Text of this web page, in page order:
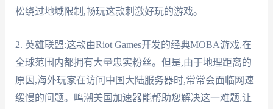
松绕过地域限制,畅玩这款刺激好玩的游戏。
2. 英雄联盟:这款由Riot Games开发的经典MOBA游戏,在
全球范围内都拥有大量忠实粉丝。但是,由于地理距离的
原因,海外玩家在访问中国大陆服务器时,常常会面临网速
缓慢的问题。鸣潮美国加速器能帮助您解决这一难题,让